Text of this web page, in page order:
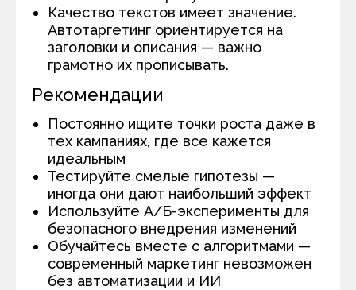
Качество текстов имеет значение.
Автотаргетинг ориентируется на
заголовки и описания — важно
грамотно их прописывать.
Рекомендации
Постоянно ищите точки роста даже в
тех кампаниях, где все кажется
идеальным
Тестируйте смелые гипотезы —
иногда они дают наибольший эффект
Используйте А/Б-эксперименты для
безопасного внедрения изменений
Обучайтесь вместе с алгоритмами —
современный маркетинг невозможен
без автоматизации и ИИ